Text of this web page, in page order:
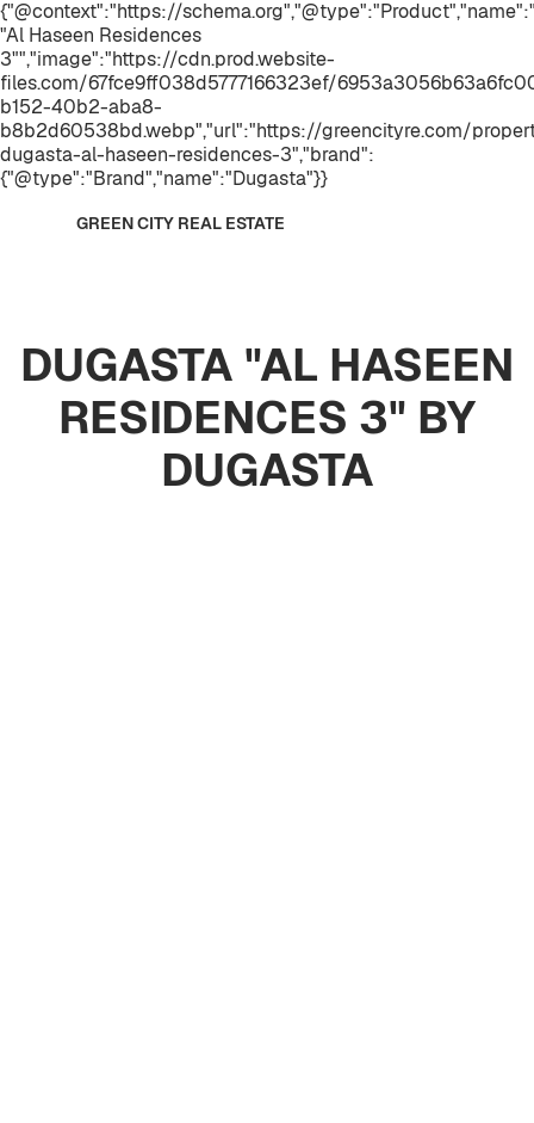
{"@context":"https://
"Al Haseen Residences
3"","image":"https://cdn.prod.website-
files.com/67fce9ff038d5777166323ef/
b152-40b2-aba8-
b8b2d60538bd.webp","url":"https://greencityre.com/
dugasta-al-haseen-residences-3","brand":
{"@type":"Brand","name":"Dugasta"}}
GREEN CITY REAL ESTATE
DUGASTA "AL HASEEN
RESIDENCES 3" BY
DUGASTA